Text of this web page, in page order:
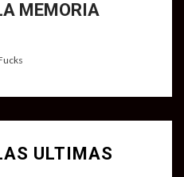
MEMORIA
ULTIMAS